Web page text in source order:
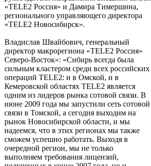
«TELE2 Россия» и Дамира Тимершина,
регионального управляющего директора
«TELE2 Новосибирск».
Владислав Швайбович, генеральный
директор макрорегиона «TELE2 Россия»
Северо-Восток»: «Сибирь всегда была
сильным кластером среди всех российских
операций TELE2: и в Омской, и в
Кемеровской областях TELE2 является
одним из лидеров рынка сотовой связи. В
июне 2009 года мы запустили сеть сотовой
связи в Томской, а сегодня выходим на
рынок Новосибирской области, и мы
надеемся, что в этих регионах мы также
сможем успешно работать. Выходя в
очередной регион, мы не только
выполняем требования лицензий,